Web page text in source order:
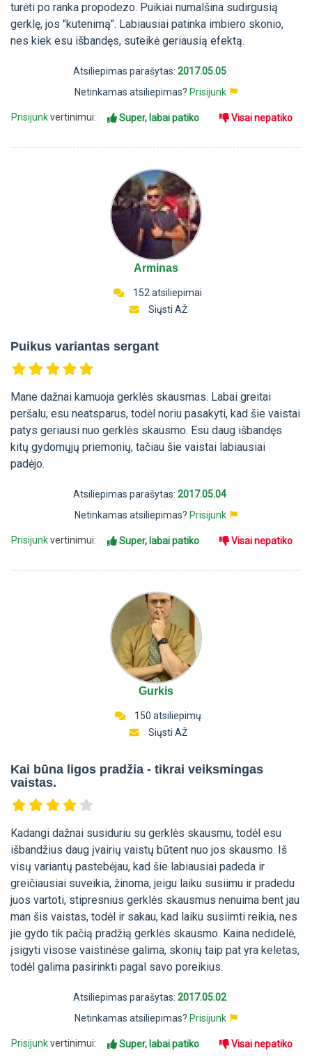
turėti po ranka propodezo. Puikiai numalšina sudirgusią
gerklę, jos "kutenimą". Labiausiai patinka imbiero skonio,
nes kiek esu išbandęs, suteikė geriausią efektą.
Atsiliepimas parašytas: 2017.05.05
Netinkamas atsiliepimas? Prisijunk
Prisijunkvertinimui: Super, labai patiko Visai nepatiko
Arminas
152 atsiliepimai
Siųsti AŽ
Puikus variantas sergant
Mane dažnai kamuoja gerklės skausmas. Labai greitai
peršalu, esu neatsparus, todėl noriu pasakyti, kad šie vaistai
patys geriausi nuo gerklės skausmo. Esu daug išbandęs
kitų gydomųjų priemonių, tačiau šie vaistai labiausiai
padėjo.
Atsiliepimas parašytas: 2017.05.04
Netinkamas atsiliepimas? Prisijunk
Prisijunkvertinimui: Super, labai patiko Visai nepatiko
Gurkis
150 atsiliepimų
Siųsti AŽ
Kai būna ligos pradžia - tikrai veiksmingas
vaistas.
Kadangi dažnai susiduriu su gerklės skausmu, todėl esu
išbandžius daug įvairių vaistų būtent nuo jos skausmo. Iš
visų variantų pastebėjau, kad šie labiausiai padeda ir
greičiausiai suveikia, žinoma, jeigu laiku susiimu ir pradedu
juos vartoti, stipresnius gerklės skausmus nenuima bent jau
man šis vaistas, todėl ir sakau, kad laiku susiimti reikia, nes
jie gydo tik pačią pradžią gerklės skausmo. Kaina nedidelė,
įsigyti visose vaistinėse galima, skonių taip pat yra keletas,
todėl galima pasirinkti pagal savo poreikius.
Atsiliepimas parašytas: 2017.05.02
Netinkamas atsiliepimas? Prisijunk
Prisijunkvertinimui: Super, labai patiko Visai nepatiko